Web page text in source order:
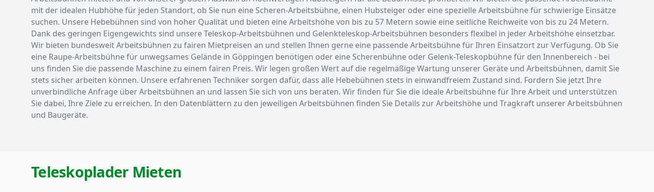
mit der idealen Hubhöhe für jeden Standort, ob Sie nun eine Scheren-Arbeitsbühne, einen Hubsteiger oder eine spezielle Arbeitsbühne für schwierige Einsätze
suchen. Unsere Hebebühnen sind von hoher Qualität und bieten eine Arbeitshöhe von bis zu 57 Metern sowie eine seitliche Reichweite von bis zu 24 Metern.
Dank des geringen Eigengewichts sind unsere Teleskop-Arbeitsbühnen und Gelenkteleskop-Arbeitsbühnen besonders flexibel in jeder Arbeitshöhe einsetzbar.
Wir bieten bundesweit Arbeitsbühnen zu fairen Mietpreisen an und stellen Ihnen gerne eine passende Arbeitsbühne für Ihren Einsatzort zur Verfügung. Ob Sie
eine Raupe-Arbeitsbühne für unwegsames Gelände in Göppingen benötigen oder eine Scherenbühne oder Gelenk-Teleskopbühne für den Innenbereich - bei
uns finden Sie die passende Maschine zu einem fairen Preis. Wir legen großen Wert auf die regelmäßige Wartung unserer Geräte und Arbeitsbühnen, damit Sie
stets sicher arbeiten können. Unsere erfahrenen Techniker sorgen dafür, dass alle Hebebühnen stets in einwandfreiem Zustand sind. Fordern Sie jetzt Ihre
unverbindliche Anfrage über Arbeitsbühnen an und lassen Sie sich von uns beraten. Wir finden für Sie die ideale Arbeitsbühne für Ihre Arbeit und unterstützen
Sie dabei, Ihre Ziele zu erreichen. In den Datenblättern zu den jeweiligen Arbeitsbühnen finden Sie Details zur Arbeitshöhe und Tragkraft unserer Arbeitsbühnen
und Baugeräte.
Teleskoplader Mieten